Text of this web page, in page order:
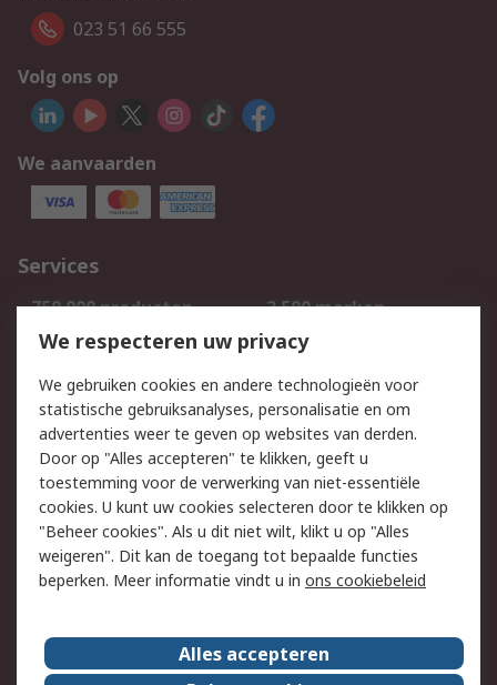
023 51 66 555
Volg ons op
We aanvaarden
Services
750.000 producten
2.500 merken
Bestellen
Inkoopoplossingen
Track & Trace
Wettelijk
Cookiebeleid
Email veiligheid
Privacybeleid
Websitevoorwaarden
Algemene
verkoopvoorwaarden
Over RS
We respecteren uw privacy
We gebruiken cookies en andere technologieën voor
statistische gebruiksanalyses, personalisatie en om
advertenties weer te geven op websites van derden.
Door op "Alles accepteren" te klikken, geeft u
toestemming voor de verwerking van niet-essentiële
cookies. U kunt uw cookies selecteren door te klikken op
"Beheer cookies". Als u dit niet wilt, klikt u op "Alles
weigeren". Dit kan de toegang tot bepaalde functies
beperken. Meer informatie vindt u in ons cookiebeleid
Alles accepteren